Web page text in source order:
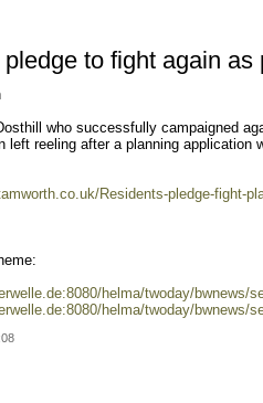
to fight again
who successfully campaigned
left reeling after a planning
Residents-pledge-fight-
helma/twoday/bwnews/
helma/twoday/bwnews/